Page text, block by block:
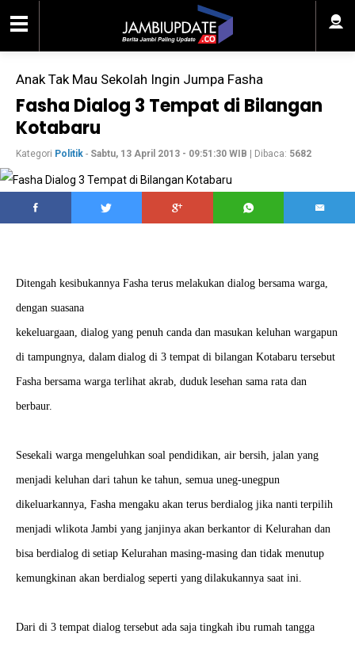
Anak Tak Mau Sekolah Ingin Jumpa Fasha
Fasha Dialog 3 Tempat di Bilangan
Kotabaru
Kategori Politik - Sabtu, 13 April 2013 - 09:51:30 WIB | Dibaca: 5682
Ditengah kesibukannya Fasha terus melakukan dialog bersama warga,
dengan suasana
kekeluargaan, dialog yang penuh canda dan masukan keluhan wargapun
di tampungnya, dalam dialog di 3 tempat di bilangan Kotabaru tersebut
Fasha bersama warga terlihat akrab, duduk lesehan sama rata dan
berbaur.
Sesekali warga mengeluhkan soal pendidikan, air bersih, jalan yang
menjadi keluhan dari tahun ke tahun, semua uneg-unegpun
dikeluarkannya, Fasha mengaku akan terus berdialog jika nanti terpilih
menjadi wlikota Jambi yang janjinya akan berkantor di Kelurahan dan
bisa berdialog di setiap Kelurahan masing-masing dan tidak menutup
kemungkinan akan berdialog seperti yang dilakukannya saat ini.
Dari di 3 tempat dialog tersebut ada saja tingkah ibu rumah tangga